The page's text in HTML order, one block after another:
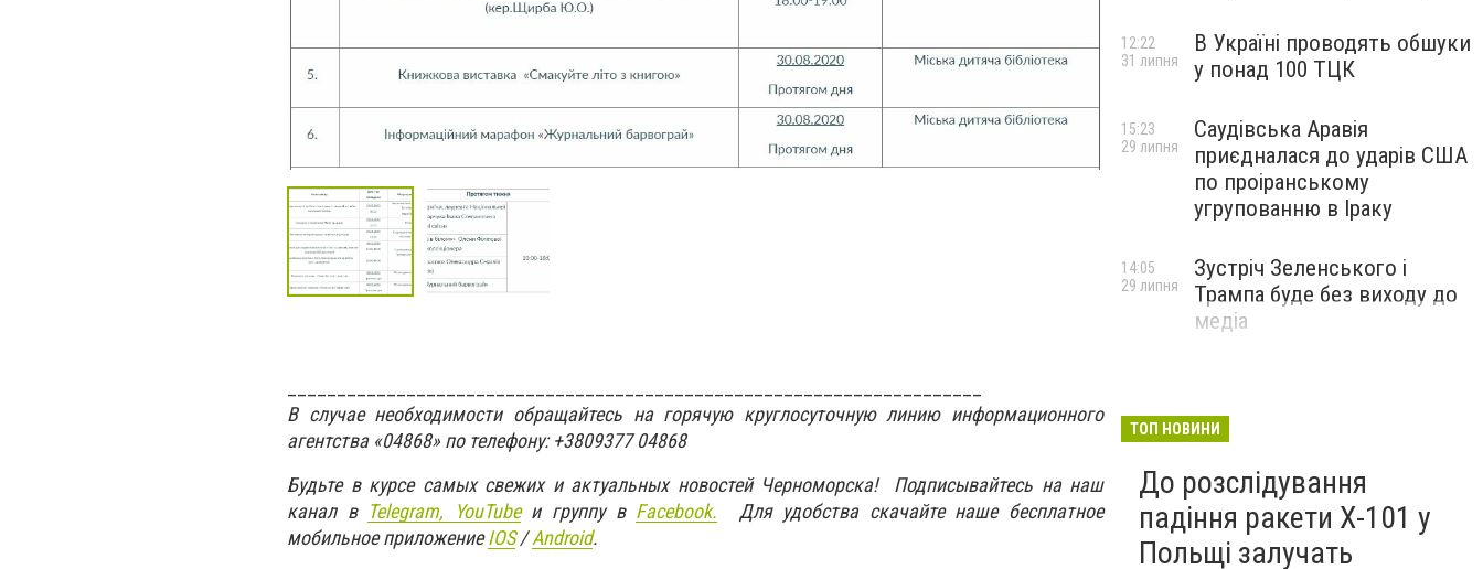
В случае необходимости обращайтесь на горячую круглосуточную линию информационного
агентства «04868» по телефону: +3809377 04868
Будьте в курсе самых свежих и актуальных новостей Черноморска! Подписывайтесь на наш
канал в Telegram, YouTubeи группу в Facebook. Для удобства скачайте наше бесплатное
мобильное приложениеIOS/Android.
В Україні проводять обшуки
у понад 100 ТЦК
12:22
31 липня
Саудівська Аравія
приєдналася до ударів США
по проіранському
угрупованню в Іраку
15:23
29 липня
Зустріч Зеленського і
Трампа буде без виходу до
медіа
14:05
29 липня
ТОП НОВИНИ
До розслідування
падіння ракети Х-101 у
Польщі залучать